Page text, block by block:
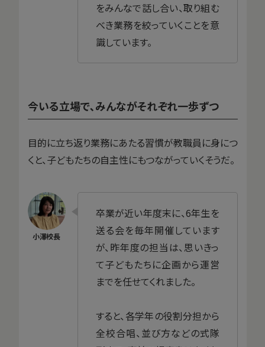
をみんなで話し合い、取り組む
べき業務を絞っていくことを意
識しています。
今いる立場で､みんながそれぞれ一歩ずつ
目的に立ち返り業務にあたる習慣が教職員に身につ
くと、子どもたちの自主性にもつながっていくそうだ。
卒業が近い年度末に、6年生を
送る会を毎年開催しています
が、昨年度の担当は、思いきっ
て子どもたちに企画から運営
までを任せてくれました。
すると、各学年の役割分担から
全校合唱、並び方などの式隊